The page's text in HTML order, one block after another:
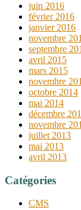
juin 2016
février 2016
janvier 2016
novembre
septembre
avril 2015
mars 2015
novembre
octobre 2014
mai 2014
décembre
novembre
juillet 2013
mai 2013
avril 2013
Catégories
CMS